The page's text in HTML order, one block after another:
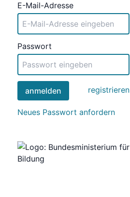
E-Mail-Adresse
Passwort
anmelden registrieren
Neues Passwort anfordern